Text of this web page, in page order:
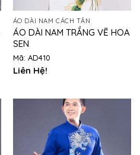
ÁO DÀI NAM CÁCH TÂN
ÁO DÀI NAM TRẮNG VẼ HOA
SEN
Mã: AD410
Liên Hệ!